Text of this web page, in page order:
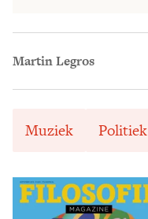
Martin Legros
Muziek Politiek